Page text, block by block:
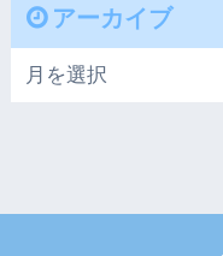
アーカイブ